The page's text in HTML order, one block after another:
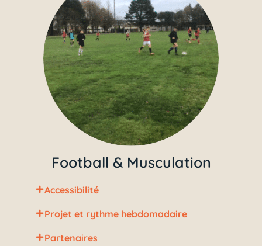
Football & Musculation
Accessibilité
Projet et rythme hebdomadaire
Partenaires